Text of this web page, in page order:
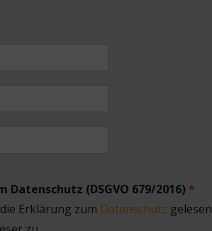
Datenschutz (DSGVO 679/2016) *
Erklärung zum Datenschutz gelesen